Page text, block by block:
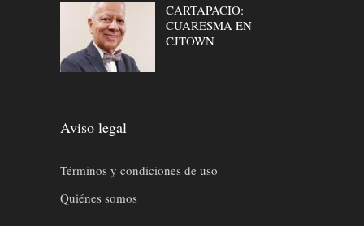
CARTAPACIO:
CUARESMA EN
CJTOWN
Aviso legal
Términos y condiciones de uso
Quiénes somos